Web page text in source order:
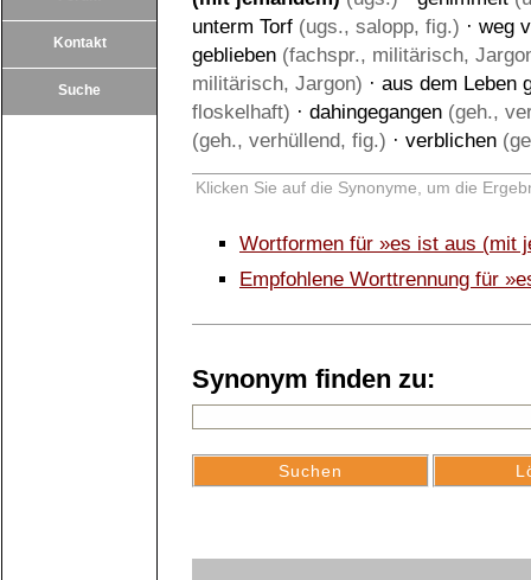
Kontakt
Suche
unterm Torf (ugs., salopp, fig.) · weg
geblieben (fachspr., militärisch,
militärisch, Jargon) · aus dem Leben
floskelhaft) · dahingegangen (geh.,
(geh., verhüllend, fig.) · verblichen
Klicken Sie auf die Synonyme, um die
Wortformen für »es ist aus (mit
Empfohlene Worttrennung für
Synonym finden zu: